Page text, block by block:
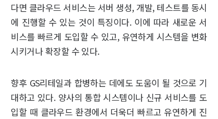
다면 클라우드 서비스는 서버 생성, 개발, 테스트를 동시
에 진행할 수 있는 것이 특징이다. 이에 따라 새로운 서
비스를 빠르게 도입할 수 있고, 유연하게 시스템을 변화
시키거나 확장할 수 있다.
향후 GS리테일과 합병하는 데에도 도움이 될 것으로 기
대하고 있다. 양사의 통합 시스템이나 신규 서비스를 도
입할 때 클라우드 환경에서 더욱더 빠르고 유연하게 진